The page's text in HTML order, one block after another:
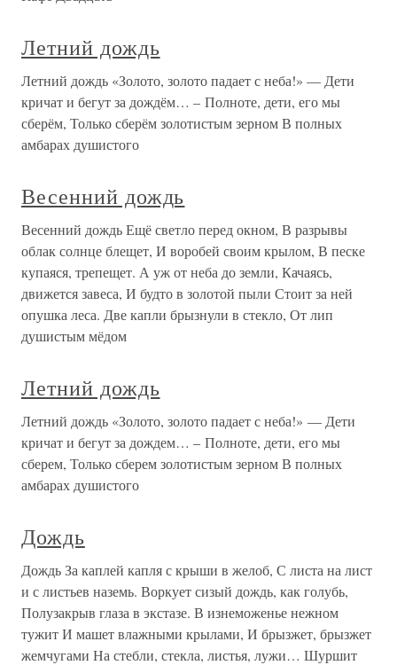
Летний дождь
Летний дождь «Золото, золото падает с неба!» — Дети
кричат и бегут за дождём… – Полноте, дети, его мы
сберём, Только сберём золотистым зерном В полных
амбарах душистого
Весенний дождь
Весенний дождь Ещё светло перед окном, В разрывы
облак солнце блещет, И воробей своим крылом, В песке
купаяся, трепещет. А уж от неба до земли, Качаясь,
движется завеса, И будто в золотой пыли Стоит за ней
опушка леса. Две капли брызнули в стекло, От лип
душистым мёдом
Летний дождь
Летний дождь «Золото, золото падает с неба!» — Дети
кричат и бегут за дождем… – Полноте, дети, его мы
сберем, Только сберем золотистым зерном В полных
амбарах душистого
Дождь
Дождь За каплей капля с крыши в желоб, С листа на лист
и с листьев наземь. Воркует сизый дождь, как голубь,
Полузакрыв глаза в экстазе. В изнеможенье нежном
тужит И машет влажными крылами, И брызжет, брызжет
жемчугами На стебли, стекла, листья, лужи… Шуршит